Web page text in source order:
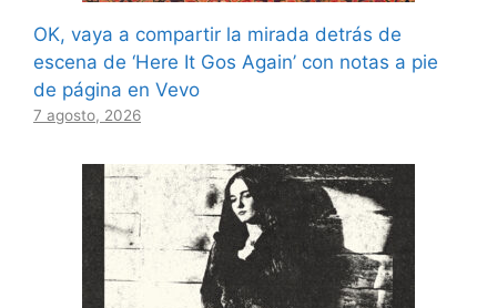
OK, vaya a compartir la mirada detrás de
escena de ‘Here It Gos Again’ con notas a pie
de página en Vevo
7 agosto, 2026